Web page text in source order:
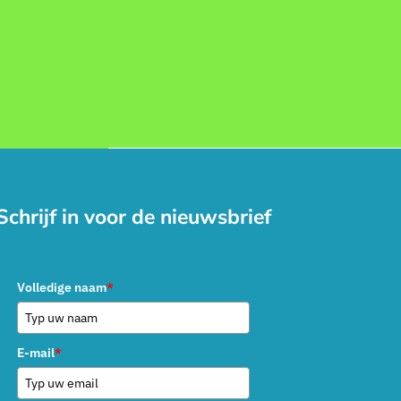
in voor de nieuwsbrief
Volledige naam*
E-mail*